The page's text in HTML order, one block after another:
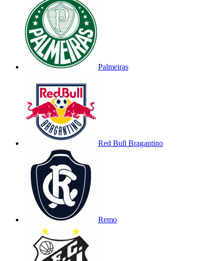
Palmeiras
Red Bull Bragantino
Remo